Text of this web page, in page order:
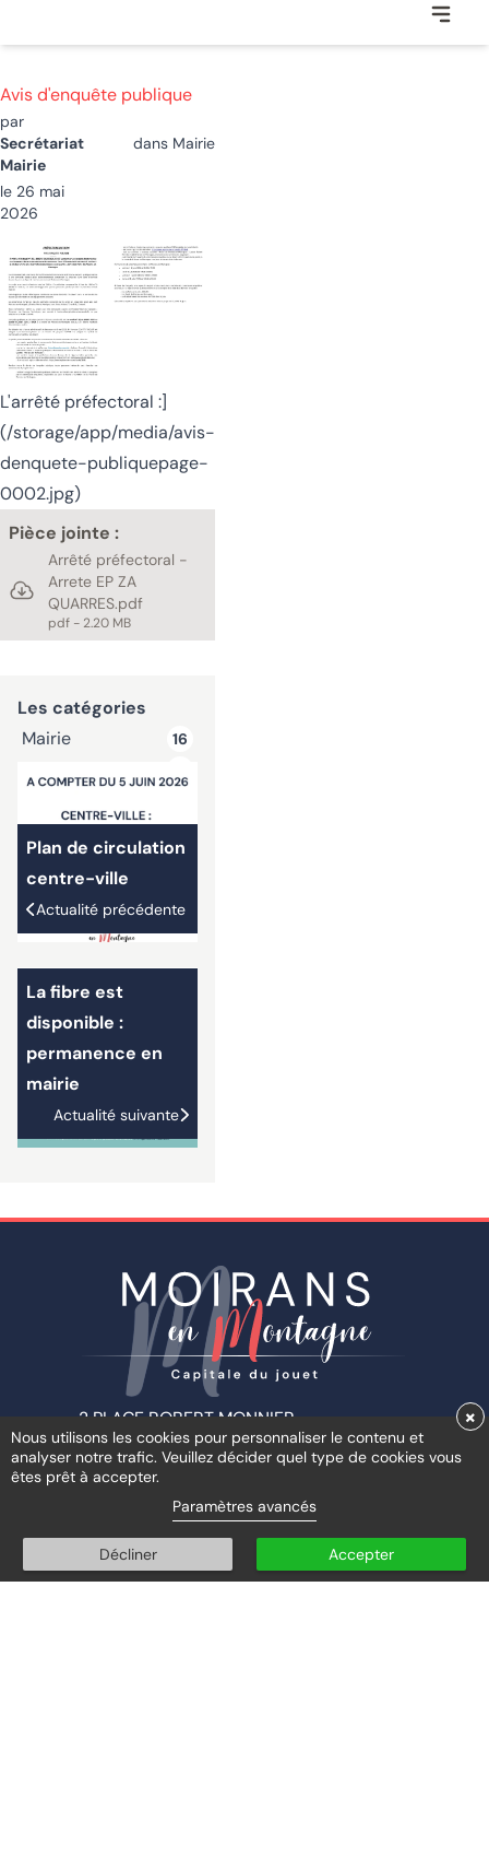
Voir
Avis d'enquête publique
par
Secrétariat
Mairie
dans Mairie
le 26 mai
2026
L'arrêté préfectoral :]
(/storage/app/media/avis-
denquete-publiquepage-
0002.jpg)
Pièce jointe :
Arrêté préfectoral -
Arrete EP ZA
QUARRES.pdf
pdf - 2.20 MB
Les catégories
Mairie
16
Plan de circulation
centre-ville
Actualité précédente
La fibre est
disponible :
permanence en
mairie
Actualité suivante
2 PLACE ROBERT MONNIER
39260 MOIRANS-EN-MONTAGNE
Accueil au public :
Du lundi au vendredi
de10h00à12h00et de15h00à18h00
Nous utilisons les cookies pour personnaliser le contenu et
analyser notre trafic. Veuillez décider quel type de cookies vous
êtes prêt à accepter.
Paramètres avancés
Décliner Accepter
×